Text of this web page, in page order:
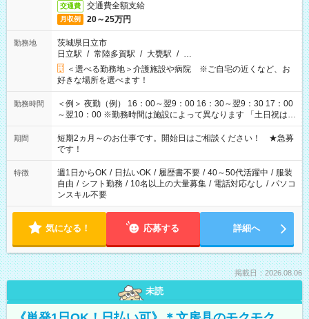
交通費 交通費全額支給
月収例 20～25万円
勤務地
茨城県日立市
日立駅 / 常陸多賀駅 / 大甕駅 / …
＜選べる勤務地＞介護施設や病院 ※ご自宅の近くなど、お
好きな場所を選べます！
勤務時間
＜例＞ 夜勤（例） 16：00～翌9：00 16：30～翌9：30 17：00
～翌10：00 ※勤務時間は施設によって異なります 「土日祝は休
みたい」 「しっかり稼ぎたい」 「もう少し遅い時間から始めた
い」など ご希望にあったお仕事をご案内いたします。 ※未経験
の方の場合は1～2ヶ月間は日中での仕事を経験いただき、 お
仕事に慣れてからの夜勤になります。 ★家庭の都合でお休みが
必要な場合も遠慮なくご相談ください。
期間
短期2ヵ月～のお仕事です。開始日はご相談ください！ ★急募
です！
特徴 週1日からOK / 日払いOK / 履歴書不要 / 40～50代活躍中 / 服装
自由 / シフト勤務 / 10名以上の大量募集 / 電話対応なし / パソコ
ンスキル不要
気になる！ 応募する 詳細へ
掲載日：2026.08.06
未読